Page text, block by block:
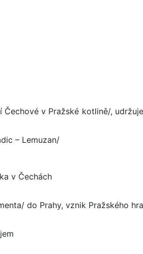
Čechové v Pražské kotlině/,
– Lemuzan/
v Čechách
do Prahy, vznik Pražského